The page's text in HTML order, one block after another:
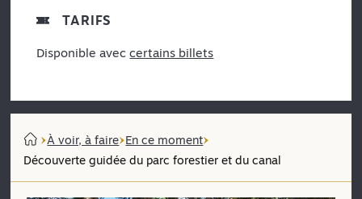
TARIFS
Disponible aveccertains billets
À voir, à faire En ce moment
Découverte guidée du parc forestier et du canal